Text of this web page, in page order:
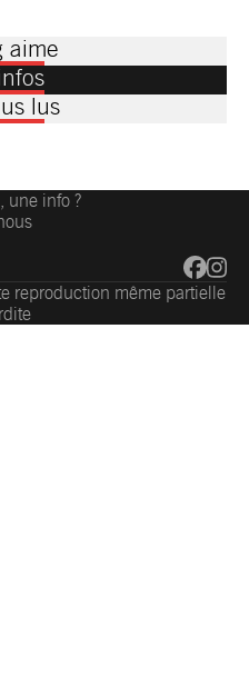
aime
lus
une info ?
reproduction même partielle